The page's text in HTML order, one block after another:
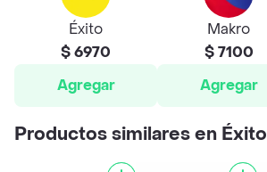
Éxito
$ 6970
Agregar
Makro
$ 7100
Agregar
Productos similares en Éxito